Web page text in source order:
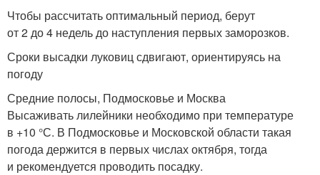
Чтобы рассчитать оптимальный период, берут
от 2 до 4 недель до наступления первых заморозков.
Сроки высадки луковиц сдвигают, ориентируясь на
погоду
Средние полосы, Подмосковье и Москва
Высаживать лилейники необходимо при температуре
в +10 °С. В Подмосковье и Московской области такая
погода держится в первых числах октября, тогда
и рекомендуется проводить посадку.